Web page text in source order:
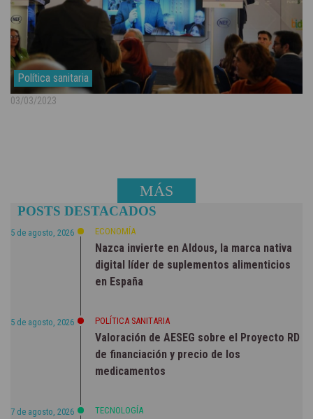
Política sanitaria
03/03/2023
MÁS
NOTICIAS
POSTS DESTACADOS
5 de agosto, 2026 ECONOMÍA
Nazca invierte en Aldous, la marca nativa
digital líder de suplementos alimenticios
en España
5 de agosto, 2026 POLÍTICA SANITARIA
Valoración de AESEG sobre el Proyecto RD
de financiación y precio de los
medicamentos
7 de agosto, 2026 TECNOLOGÍA